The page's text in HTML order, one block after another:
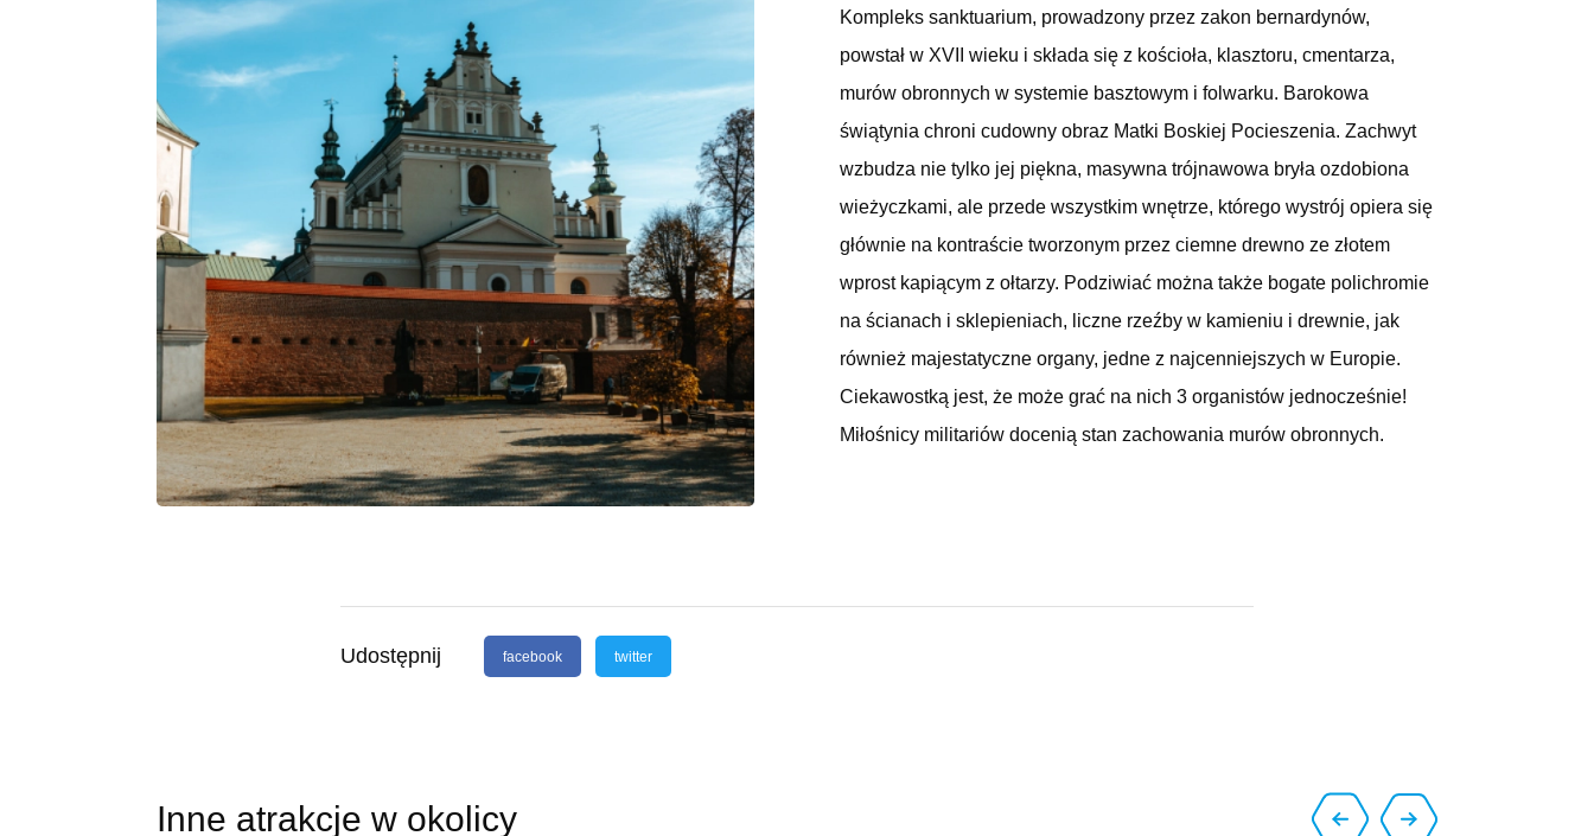
Kompleks sanktuarium, prowadzony przez zakon bernardynów,
powstał w XVII wieku i składa się z kościoła, klasztoru, cmentarza,
murów obronnych w systemie basztowym i folwarku. Barokowa
świątynia chroni cudowny obraz Matki Boskiej Pocieszenia. Zachwyt
wzbudza nie tylko jej piękna, masywna trójnawowa bryła ozdobiona
wieżyczkami, ale przede wszystkim wnętrze, którego wystrój opiera się
głównie na kontraście tworzonym przez ciemne drewno ze złotem
wprost kapiącym z ołtarzy. Podziwiać można także bogate polichromie
na ścianach i sklepieniach, liczne rzeźby w kamieniu i drewnie, jak
również majestatyczne organy, jedne z najcenniejszych w Europie.
Ciekawostką jest, że może grać na nich 3 organistów jednocześnie!
Miłośnicy militariów docenią stan zachowania murów obronnych.
Udostępnij facebook twitter
Inne atrakcje w okolicy